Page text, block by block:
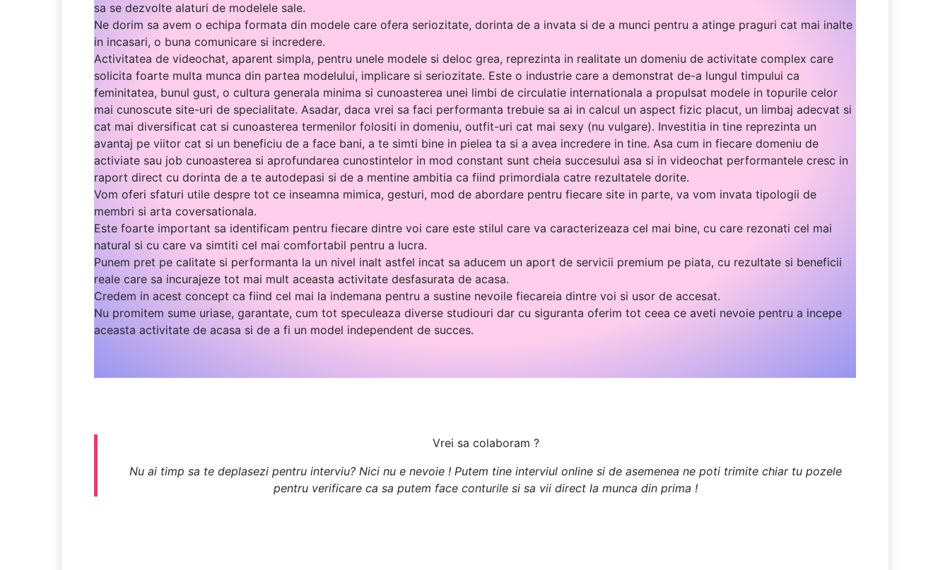
sa se dezvolte alaturi de modelele sale.
Ne dorim sa avem o echipa formata din modele care ofera seriozitate, dorinta de a invata si de a munci pentru a atinge praguri cat mai inalte
in incasari, o buna comunicare si incredere.
Activitatea de videochat, aparent simpla, pentru unele modele si deloc grea, reprezinta in realitate un domeniu de activitate complex care
solicita foarte multa munca din partea modelului, implicare si seriozitate. Este o industrie care a demonstrat de-a lungul timpului ca
feminitatea, bunul gust, o cultura generala minima si cunoasterea unei limbi de circulatie internationala a propulsat modele in topurile celor
mai cunoscute site-uri de specialitate. Asadar, daca vrei sa faci performanta trebuie sa ai in calcul un aspect fizic placut, un limbaj adecvat si
cat mai diversificat cat si cunoasterea termenilor folositi in domeniu, outfit-uri cat mai sexy (nu vulgare). Investitia in tine reprezinta un
avantaj pe viitor cat si un beneficiu de a face bani, a te simti bine in pielea ta si a avea incredere in tine. Asa cum in fiecare domeniu de
activiate sau job cunoasterea si aprofundarea cunostintelor in mod constant sunt cheia succesului asa si in videochat performantele cresc in
raport direct cu dorinta de a te autodepasi si de a mentine ambitia ca fiind primordiala catre rezultatele dorite.
Vom oferi sfaturi utile despre tot ce inseamna mimica, gesturi, mod de abordare pentru fiecare site in parte, va vom invata tipologii de
membri si arta coversationala.
Este foarte important sa identificam pentru fiecare dintre voi care este stilul care va caracterizeaza cel mai bine, cu care rezonati cel mai
natural si cu care va simtiti cel mai comfortabil pentru a lucra.
Punem pret pe calitate si performanta la un nivel inalt astfel incat sa aducem un aport de servicii premium pe piata, cu rezultate si beneficii
reale care sa incurajeze tot mai mult aceasta activitate desfasurata de acasa.
Credem in acest concept ca fiind cel mai la indemana pentru a sustine nevoile fiecareia dintre voi si usor de accesat.
Nu promitem sume uriase, garantate, cum tot speculeaza diverse studiouri dar cu siguranta oferim tot ceea ce aveti nevoie pentru a incepe
aceasta activitate de acasa si de a fi un model independent de succes.
Vrei sa colaboram ?
Nu ai timp sa te deplasezi pentru interviu? Nici nu e nevoie ! Putem tine interviul online si de asemenea ne poti trimite chiar tu pozele
pentru verificare ca sa putem face conturile si sa vii direct la munca din prima !